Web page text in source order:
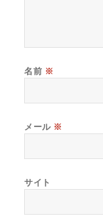
名前 ※
メール ※
サイト